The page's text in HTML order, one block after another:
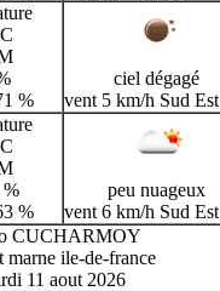
%
ciel dégagé
vent 5 km/h Sud Est
%
%
peu nuageux
vent 6 km/h Sud Est
CUCHARMOY
marne ile-de-france
11 aout 2026